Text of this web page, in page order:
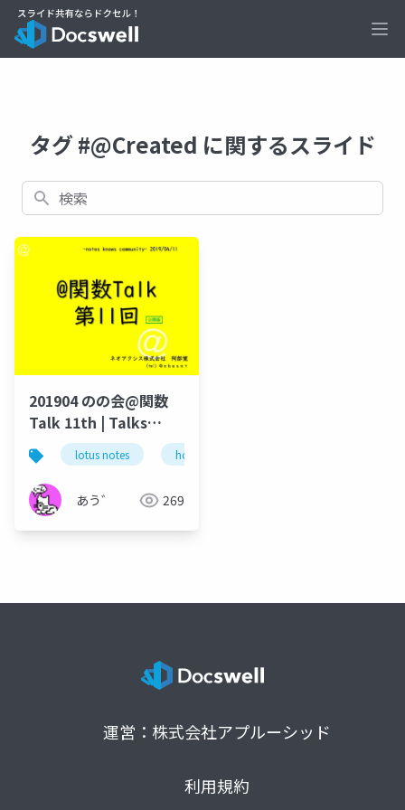
タグ #@Created に関するスライド
検索
201904 のの会@関数
Talk 11th | Talks
around @Functions
in Notes and Domino
lotus notes hcl technologies
あう゛ 269
運営：株式会社アプルーシッド
利用規約